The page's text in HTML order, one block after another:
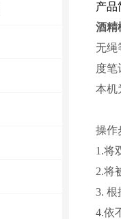
产品
酒精
无绳
度
本机
操作
1.将
2.将
3. 根
4.依